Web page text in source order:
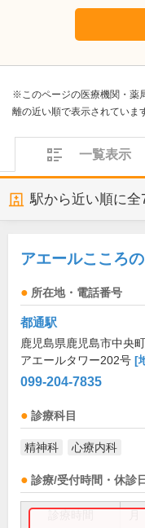
※このページの医療機関・薬
離の近い順で表示されていま
一覧表示
駅から近い順に全
アエールこころ
所在地・電話番号
都通駅
鹿児島県鹿児島市中央
アエールタワー202号 [
099-204-7835
診療科目
精神科 心療内科
診療/受付時間・休診日